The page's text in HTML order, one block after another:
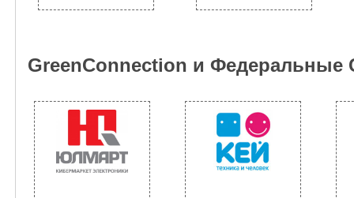
GreenConnection и Федеральные